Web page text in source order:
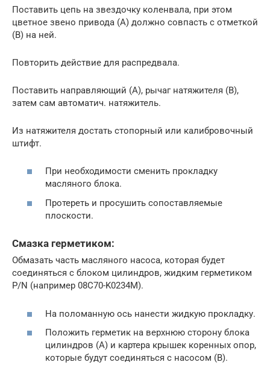
Поставить цепь на звездочку коленвала, при этом
цветное звено привода (А) должно совпасть с отметкой
(В) на ней.
Повторить действие для распредвала.
Поставить направляющий (A), рычаг натяжителя (B),
затем сам автоматич. натяжитель.
Из натяжителя достать стопорный или калибровочный
штифт.
При необходимости сменить прокладку
масляного блока.
Протереть и просушить сопоставляемые
плоскости.
Смазка герметиком:
Обмазать часть масляного насоса, которая будет
соединяться с блоком цилиндров, жидким герметиком
P/N (например 08C70-K0234M).
На поломанную ось нанести жидкую прокладку.
Положить герметик на верхнюю сторону блока
цилиндров (А) и картера крышек коренных опор,
которые будут соединяться с насосом (B).